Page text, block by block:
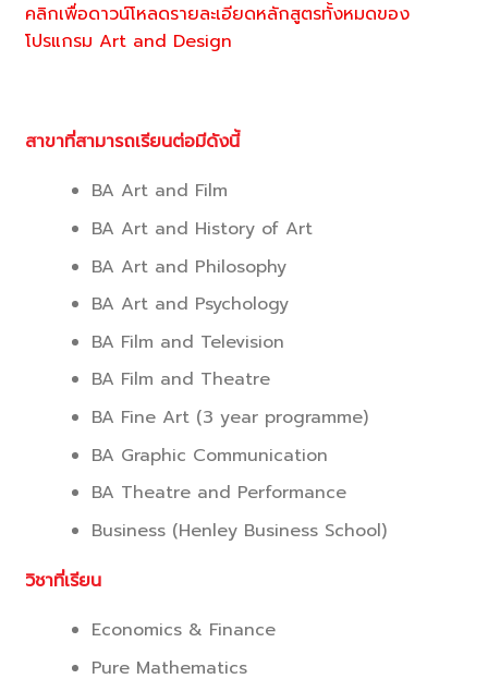
คลิกเพื่อดาวน์โหลดรายละเอียดหลักสูตรทั้งหมดของ
โปรแกรม Art and Design
สาขาที่สามารถเรียนต่อมีดังนี้
BA Art and Film
BA Art and History of Art
BA Art and Philosophy
BA Art and Psychology
BA Film and Television
BA Film and Theatre
BA Fine Art (3 year programme)
BA Graphic Communication
BA Theatre and Performance
Business (Henley Business School)
วิชาที่เรียน
Economics & Finance
Pure Mathematics